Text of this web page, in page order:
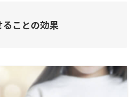
ことの効果